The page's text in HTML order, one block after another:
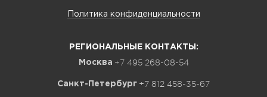
Политика конфиденциальности
РЕГИОНАЛЬНЫЕ КОНТАКТЫ:
Москва +7 495 268-08-54
Санкт-Петербург +7 812 458-35-67